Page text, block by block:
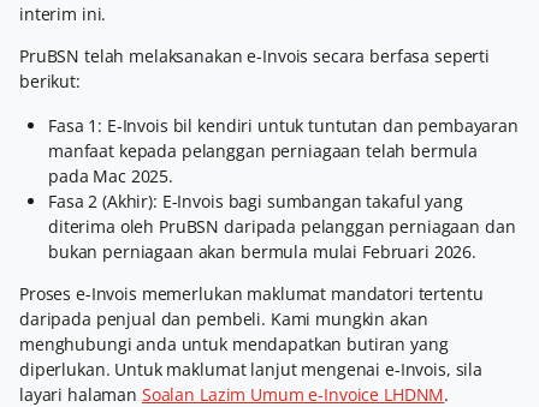
interim ini.
PruBSN telah melaksanakan e-Invois secara berfasa seperti
berikut:
Fasa 1: E-Invois bil kendiri untuk tuntutan dan pembayaran
manfaat kepada pelanggan perniagaan telah bermula
pada Mac 2025.
Fasa 2 (Akhir): E-Invois bagi sumbangan takaful yang
diterima oleh PruBSN daripada pelanggan perniagaan dan
bukan perniagaan akan bermula mulai Februari 2026.
Proses e-Invois memerlukan maklumat mandatori tertentu
daripada penjual dan pembeli. Kami mungkin akan
menghubungi anda untuk mendapatkan butiran yang
diperlukan. Untuk maklumat lanjut mengenai e-Invois, sila
layari halaman Soalan Lazim Umum e-Invoice LHDNM.